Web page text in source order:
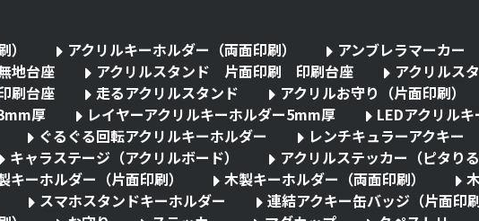
アクリルキーホルダー（両面印刷）
アンブレラマーカー
地台座
アクリルスタンド 片面印刷 印刷台座
アクリル
刷台座
走るアクリルスタンド
アクリルお守り（片面印刷）
厚
レイヤーアクリルキーホルダー5mm厚
LEDアクリル
ぐるぐる回転アクリルキーホルダー
レンチキュラーアクキー
キャラステージ（アクリルボード）
アクリルステッカー（ピタり
キーホルダー（片面印刷） 木製キーホルダー（両面印刷）
スマホスタンドキーホルダー
連結アクキー缶バッジ（片面印